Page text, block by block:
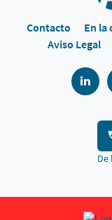
Contacto En la
Aviso Legal
De